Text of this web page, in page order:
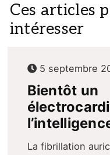
Ces articles
intéresser
5 septembre
Bientôt un
La fibrillation